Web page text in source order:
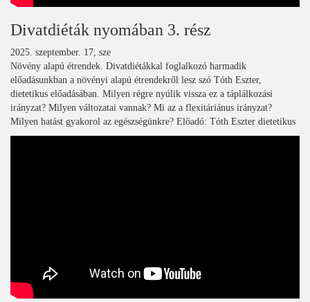
Divatdiéták nyomában 3. rész
2025. szeptember. 17, sze
Növény alapú étrendek. Divatdiétákkal foglalkozó harmadik
előadásunkban a növényi alapú étrendekről lesz szó Tóth Eszter,
dietetikus előadásában. Milyen régre nyúlik vissza ez a táplálkozási
irányzat? Milyen változatai vannak? Mi az a flexitáriánus irányzat?
Milyen hatást gyakorol az egészségünkre? Előadó: Tóth Eszter dietetikus